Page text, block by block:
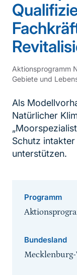
Aktionsprogramm
Gebiete und
Als
Natürlicher
Schutz
unterstützen.
Programm
Bundesland